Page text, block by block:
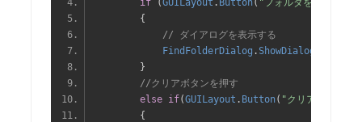
if
(GUILayout . Button( "フォルダを選択"
{
// ダイアログを表示する
FindFolderDialog . ShowDialog
}
//クリアボタンを押す
else if(GUILayout . Button( "クリア"
{